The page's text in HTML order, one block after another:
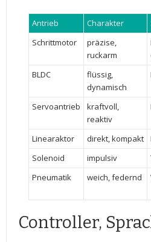
Antrieb Charakter
Schrittmotor
präzise,
ruckarm
BLDC
flüssig,
dynamisch
Servoantrieb
kraftvoll,
reaktiv
Linearaktor direkt, kompakt
Solenoid
impulsiv
Pneumatik
weich, federnd
Controller,